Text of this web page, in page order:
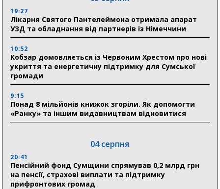
19:27
Лікарня Святого Пантелеймона отримала апарат
УЗД та обладнання від партнерів із Німеччини
10:52
Кобзар домовляється із Червоним Хрестом про нові
укриття та енергетичну підтримку для Сумської
громади
9:15
Понад 8 мільйонів книжок згоріли. Як допомогти
«Ранку» та іншим видавництвам відновитися
04 серпня
20:41
Пенсійний фонд Сумщини спрямував 0,2 млрд грн
на пенсії, страхові виплати та підтримку
прифронтових громад